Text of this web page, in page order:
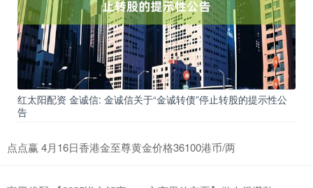
红太阳配资 金诚信: 金诚信关于“金诚转债”停止转股的提示性公
告
点点赢 4月16日香港金至尊黄金价格36100港币/两